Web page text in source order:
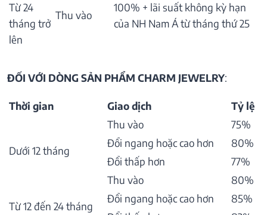
Từ 24
tháng trở
lên
Thu vào
100% + lãi suất không kỳ hạn
của NH Nam Á từ tháng thứ 25
ĐỐI VỚI DÒNG SẢN PHẨM CHARM JEWELRY:
Thời gian Giao dịch Tỷ lệ
Dưới 12 tháng
Thu vào
75%
Đổi ngang hoặc cao hơn
80%
Đổi thấp hơn
77%
Từ 12 đến 24 tháng
Thu vào
80%
Đổi ngang hoặc cao hơn
85%